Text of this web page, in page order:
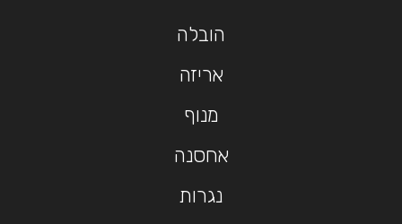
הובלה
אריזה
מנוף
אחסנה
נגרות